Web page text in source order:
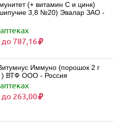
(+ витамин С и цинк)
шипучие 3,8 №20) Эвалар ЗАО -
787,16
Иммуно (порошок 2 г
ВТФ ООО - Россия
263,00